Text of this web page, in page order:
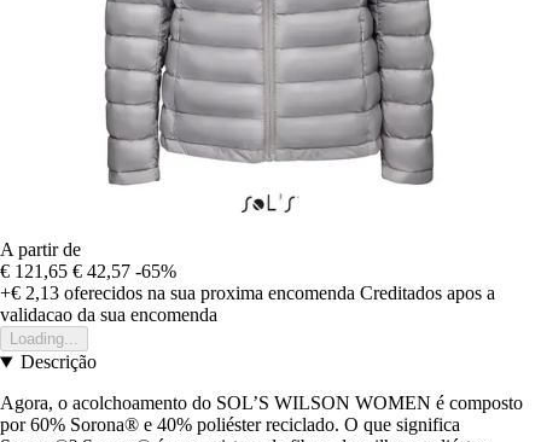
A partir de
€ 121,65 € 42,57 -65%
+€ 2,13 oferecidos na sua proxima encomenda Creditados apos a
validacao da sua encomenda
Loading...
Descrição
Agora, o acolchoamento do SOL’S WILSON WOMEN é composto
por 60% Sorona® e 40% poliéster reciclado. O que significa